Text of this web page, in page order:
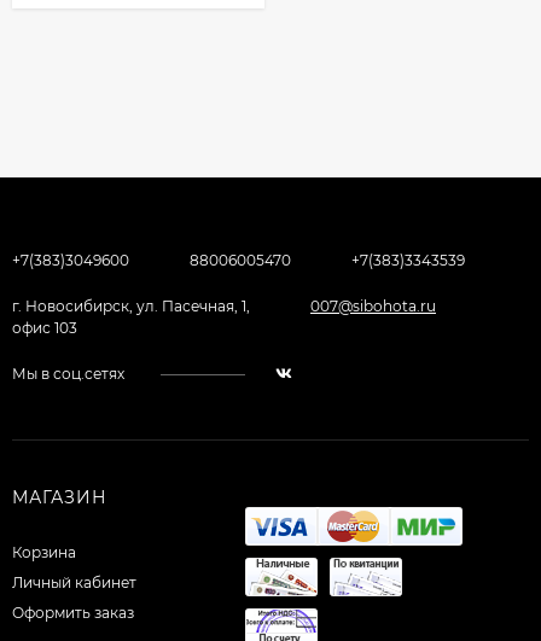
+7(383)3049600 88006005470 +7(383)3343539
г. Новосибирск, ул. Пасечная, 1,
офис 103
007@sibohota.ru
Мы в соц.сетях
МАГАЗИН
Корзина
Личный кабинет
Оформить заказ